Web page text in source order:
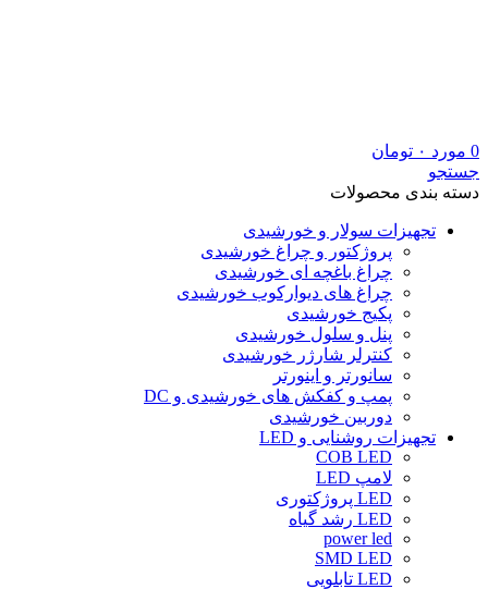
0 مورد ۰ تومان
جستجو
دسته بندی محصولات
تجهیزات سولار و خورشیدی
پروژکتور و چراغ خورشیدی
چراغ باغچه ای خورشیدی
چراغ های دیوارکوب خورشیدی
پکیج خورشیدی
پنل و سلول خورشیدی
کنترلر شارژر خورشیدی
سانورتر و اینورتر
پمپ و کفکش های خورشیدی و DC
دوربین خورشیدی
تجهیزات روشنایی و LED
COB LED
لامپ LED
LED پروژکتوری
LED رشد گیاه
power led
SMD LED
LED تابلویی